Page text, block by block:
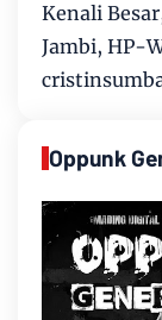
Kenali
Jambi, HP-
Oppunk